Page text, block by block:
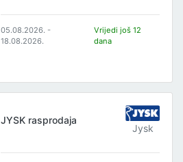
05.08.2026. -
18.08.2026.
Vrijedi još 12
dana
JYSK rasprodaja
Jysk